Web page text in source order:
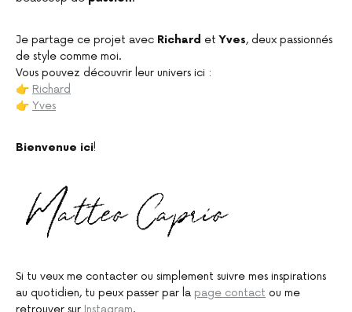
Je partage ce projet avec Richard etYves, deux passionnés
de style comme moi.
Vous pouvez découvrir leur univers ici :
👉 Richard
👉 Yves
Bienvenue ici!
Si tu veux me contacter ou simplement suivre mes inspirations
au quotidien, tu peux passer par la page contact ou me